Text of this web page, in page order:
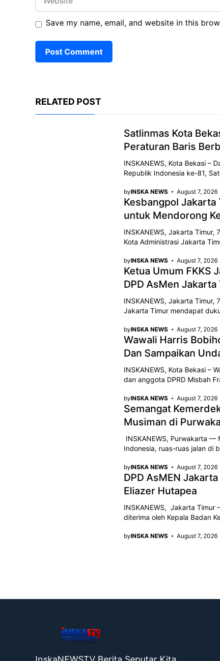
Save my name, email, and website in this
RELATED POST
Satlinmas Kota
Peraturan Baris
INSKANEWS, Kota Bekasi –
Republik Indonesia ke-81,
byINSKA NEWS August 7, 2026
Kesbangpol Jakarta
untuk Mendorong
INSKANEWS, Jakarta Timur,
Kota Administrasi Jakarta
byINSKA NEWS August 7, 2026
Ketua Umum FKKS
DPD AsMen
INSKANEWS, Jakarta Timur,
Jakarta Timur mendapat
byINSKA NEWS August 7, 2026
Wawali Harris
Dan Sampaikan
INSKANEWS, Kota Bekasi –
dan anggota DPRD Misbah
byINSKA NEWS August 7, 2026
Semangat
Musiman di
INSKANEWS, Purwakarta —
Indonesia, ruas-ruas jalan di
byINSKA NEWS August 7, 2026
DPD AsMEN
Eliazer Hutapea
INSKANEWS, Jakarta Timur
diterima oleh Kepala Badan
byINSKA NEWS August 7, 2026